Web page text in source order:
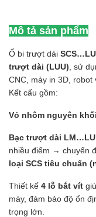
Mô tả sản phẩm
Ổ bi trượt dài
trượt dài (LUU) , sử
CNC, máy in 3D, robot
Kết cấu gồm:
Vỏ nhôm nguyên khối
Bạc trượt dài
nhiều điểm → chuyển
loại SCS tiêu chuẩn
Thiết kế 4 lỗ bắt vít
máy, đảm bảo độ ổn
trọng lớn.